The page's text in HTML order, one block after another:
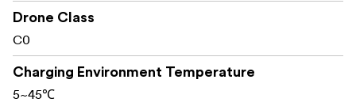
hovedet for at se dig omkring, vælge mellem flere
visningstilstande og endda se optagede 8K 360-
Grip motion-controller og FreeMotion-tilstand
Drone Class
C0
Charging Environment Temperature
5~45℃